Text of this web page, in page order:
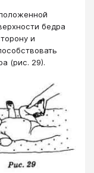
бедра
и
(рис. 29).